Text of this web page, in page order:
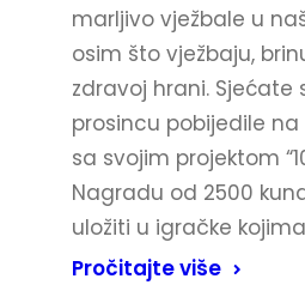
marljivo vježbale u
osim što vježbaju,
zdravoj hrani. Sjećate
prosincu pobijedile
sa svojim projektom
Nagradu od 2500
uložiti u igračke
Pročitajte više